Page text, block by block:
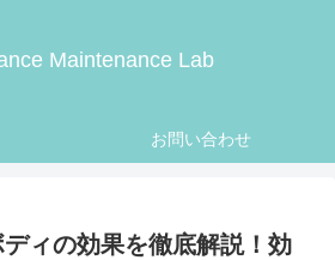
Maintenance Lab
お問い合わせ
ィの効果を徹底解説！効